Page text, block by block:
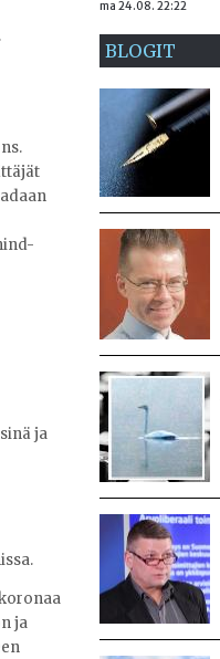
ja
ja
ma 24.08. 22:22
BLOGIT